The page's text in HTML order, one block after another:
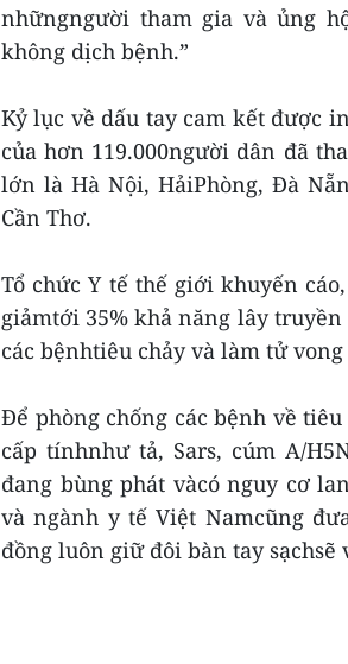
nhữngngười tham gia và ủng
không dịch bệnh.”
Kỷ lục về dấu tay cam kết được
của hơn 119.000người dân đã
lớn là Hà Nội, HảiPhòng, Đà
Cần Thơ.
Tổ chức Y tế thế giới khuyến
giảmtới 35% khả năng lây
các bệnhtiêu chảy và làm tử
Để phòng chống các bệnh về
cấp tínhnhư tả, Sars, cúm A/
đang bùng phát vàcó nguy cơ
và ngành y tế Việt Namcũng
đồng luôn giữ đôi bàn tay